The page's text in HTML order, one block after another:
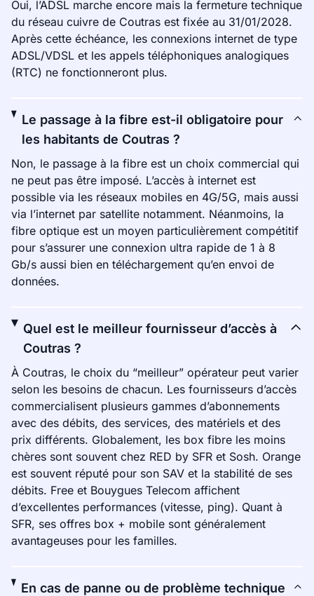
Oui, l’ADSL marche encore mais la fermeture technique
du réseau cuivre de Coutras est fixée au 31/01/2028.
Après cette échéance, les connexions internet de type
ADSL/VDSL et les appels téléphoniques analogiques
(RTC) ne fonctionneront plus.
Le passage à la fibre est-il obligatoire pour
les habitants de Coutras ?
Non, le passage à la fibre est un choix commercial qui
ne peut pas être imposé. L’accès à internet est
possible via les réseaux mobiles en 4G/5G, mais aussi
via l’internet par satellite notamment. Néanmoins, la
fibre optique est un moyen particulièrement compétitif
pour s’assurer une connexion ultra rapide de 1 à 8
Gb/s aussi bien en téléchargement qu’en envoi de
données.
Quel est le meilleur fournisseur d’accès à
Coutras ?
À Coutras, le choix du “meilleur” opérateur peut varier
selon les besoins de chacun. Les fournisseurs d’accès
commercialisent plusieurs gammes d’abonnements
avec des débits, des services, des matériels et des
prix différents. Globalement, les box fibre les moins
chères sont souvent chez RED by SFR et Sosh. Orange
est souvent réputé pour son SAV et la stabilité de ses
débits. Free et Bouygues Telecom affichent
d’excellentes performances (vitesse, ping). Quant à
SFR, ses offres box + mobile sont généralement
avantageuses pour les familles.
En cas de panne ou de problème technique